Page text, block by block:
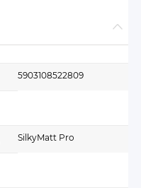
5903108522809
SilkyMatt Pro